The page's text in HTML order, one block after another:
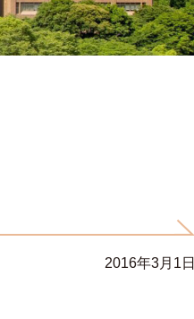
2016年3月1日